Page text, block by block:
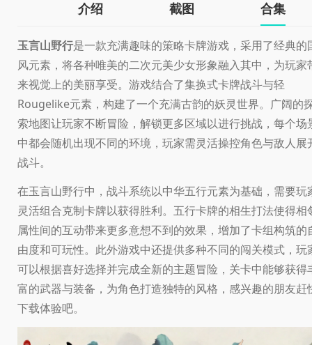
介绍 截图 合集
玉言山野行是一款充满趣味的策略卡牌游戏，采用了经典的
风元素，将各种唯美的二次元美少女形象融入其中，为玩家
来视觉上的美丽享受。游戏结合了集换式卡牌战斗与轻
Rougelike元素，构建了一个充满古韵的妖灵世界。广阔的
索地图让玩家不断冒险，解锁更多区域以进行挑战，每个场
中都会随机出现不同的环境，玩家需灵活操控角色与敌人展
战斗。
在玉言山野行中，战斗系统以中华五行元素为基础，需要玩
灵活组合克制卡牌以获得胜利。五行卡牌的相生打法使得相
属性间的互动带来更多意想不到的效果，增加了卡组构筑的
由度和可玩性。此外游戏中还提供多种不同的闯关模式，玩
可以根据喜好选择并完成全新的主题冒险，关卡中能够获得
富的武器与装备，为角色打造独特的风格，感兴趣的朋友赶
下载体验吧。